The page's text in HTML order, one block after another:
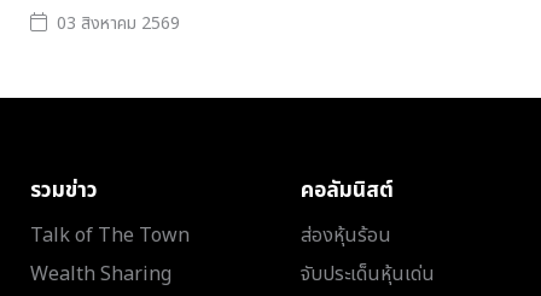
03 สิงหาคม 2569
รวมข่าว
Talk of The Town
Wealth Sharing
คอลัมนิสต์
ส่องหุ้นร้อน
จับประเด็นหุ้นเด่น